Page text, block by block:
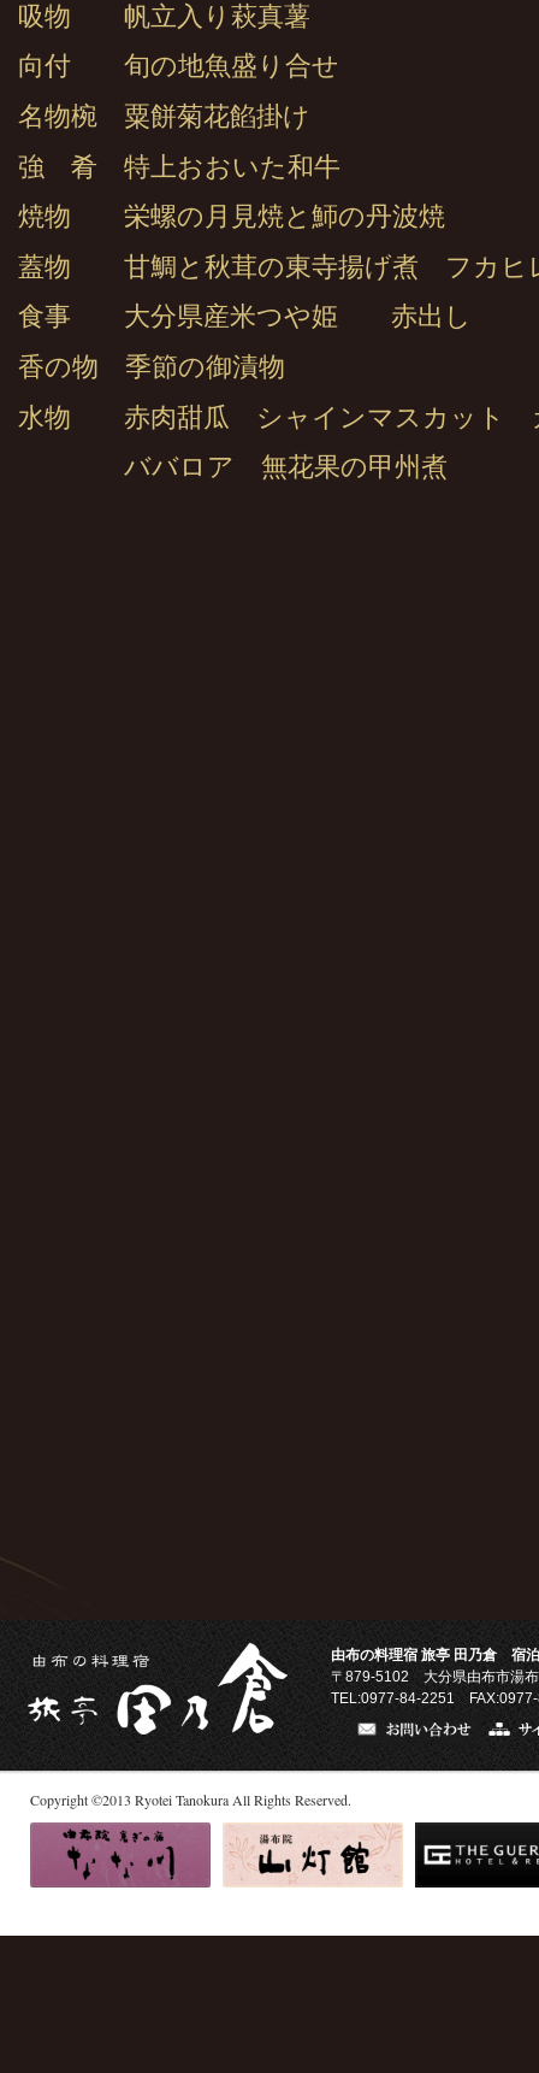
吸物 帆立入り萩真薯
向付 旬の地魚盛り合せ
名物椀 粟餅菊花餡掛け
強 肴 特上おおいた和牛
焼物 栄螺の月見焼と魳の丹波焼
蓋物 甘鯛と秋茸の東寺揚げ煮 フカ
食事 大分県産米つや姫 赤出し
香の物 季節の御漬物
水物 赤肉甜瓜 シャインマスカット
ババロア 無花果の甲州煮
由布の料理宿 旅亭 田乃倉 宿
〒879-5102 大分県由布市湯
TEL:0977-84-2251
Copyright©2013 Ryotei Tanokura All Rights Reserved.